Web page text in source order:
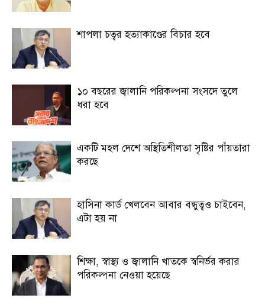
শাপলা চত্বর হত্যাকাণ্ডের বিচার হবে
১০ বছরের জ্বালানি পরিকল্পনা সংসদে তুলে
ধরা হবে
একটি মহল দেশে অস্থিতিশীলতা সৃষ্টির পাঁয়তারা
করছে
হাসিনা কার্ড খেলবেন আবার বন্ধুত্বও চাইবেন,
এটা হয় না
শিক্ষা, স্বাস্থ্য ও জ্বালানি খাতকে স্বনির্ভর করার
পরিকল্পনা নেওয়া হয়েছে